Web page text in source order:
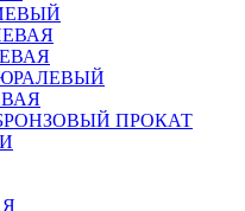
ПРОКАТ